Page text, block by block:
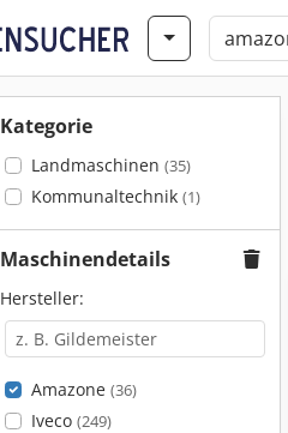
Kategorie
Landmaschinen (35)
Kommunaltechnik (1)
Maschinendetails
Hersteller:
Amazone (36)
Iveco (249)